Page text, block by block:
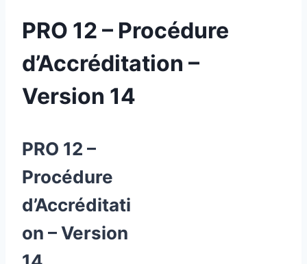
PRO 12 – Procédure
d’Accréditation –
Version 14
PRO 12 –
Procédure
d’Accréditati
on – Version